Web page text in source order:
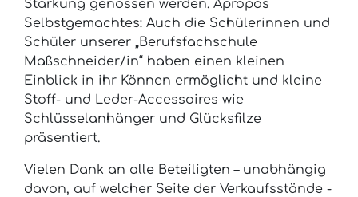
Stärkung genossen werden. Apropos
Selbstgemachtes: Auch die Schülerinnen und
Schüler unserer „Berufsfachschule
Maßschneider/in“ haben einen kleinen
Einblick in ihr Können ermöglicht und kleine
Stoff- und Leder-Accessoires wie
Schlüsselanhänger und Glücksfilze
präsentiert.
Vielen Dank an alle Beteiligten – unabhängig
davon, auf welcher Seite der Verkaufsstände -